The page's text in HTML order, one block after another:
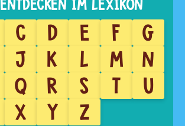
C D E F
G
J K L M
N
Q R S T
U
X Y Z